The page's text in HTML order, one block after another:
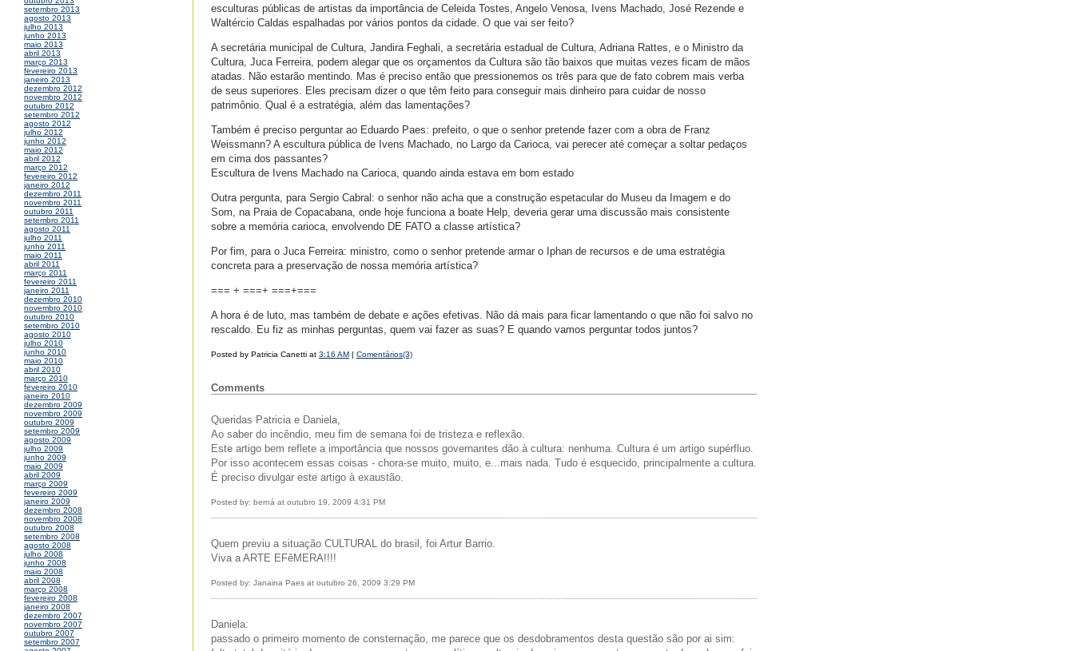
setembro 2013
agosto 2013
julho 2013
junho 2013
maio 2013
abril 2013
março 2013
fevereiro 2013
janeiro 2013
dezembro 2012
novembro 2012
outubro 2012
setembro 2012
agosto 2012
julho 2012
junho 2012
maio 2012
abril 2012
março 2012
fevereiro 2012
janeiro 2012
dezembro 2011
novembro 2011
outubro 2011
setembro 2011
agosto 2011
julho 2011
junho 2011
maio 2011
abril 2011
março 2011
fevereiro 2011
janeiro 2011
dezembro 2010
novembro 2010
outubro 2010
setembro 2010
agosto 2010
julho 2010
junho 2010
maio 2010
abril 2010
março 2010
fevereiro 2010
janeiro 2010
dezembro 2009
novembro 2009
outubro 2009
setembro 2009
agosto 2009
julho 2009
junho 2009
maio 2009
abril 2009
março 2009
fevereiro 2009
janeiro 2009
dezembro 2008
novembro 2008
outubro 2008
setembro 2008
agosto 2008
julho 2008
junho 2008
maio 2008
abril 2008
março 2008
fevereiro 2008
janeiro 2008
dezembro 2007
novembro 2007
outubro 2007
setembro 2007
esculturas públicas de artistas da importância de Celeida Tostes, Angelo Venosa, Ivens Machado, José Rezende e
Waltércio Caldas espalhadas por vários pontos da cidade. O que vai ser feito?
A secretária municipal de Cultura, Jandira Feghali, a secretária estadual de Cultura, Adriana Rattes, e o Ministro da
Cultura, Juca Ferreira, podem alegar que os orçamentos da Cultura são tão baixos que muitas vezes ficam de mãos
atadas. Não estarão mentindo. Mas é preciso então que pressionemos os três para que de fato cobrem mais verba
de seus superiores. Eles precisam dizer o que têm feito para conseguir mais dinheiro para cuidar de nosso
patrimônio. Qual é a estratégia, além das lamentações?
Também é preciso perguntar ao Eduardo Paes: prefeito, o que o senhor pretende fazer com a obra de Franz
Weissmann? A escultura pública de Ivens Machado, no Largo da Carioca, vai perecer até começar a soltar pedaços
em cima dos passantes?
Escultura de Ivens Machado na Carioca, quando ainda estava em bom estado
Outra pergunta, para Sergio Cabral: o senhor não acha que a construção espetacular do Museu da Imagem e do
Som, na Praia de Copacabana, onde hoje funciona a boate Help, deveria gerar uma discussão mais consistente
sobre a memória carioca, envolvendo DE FATO a classe artística?
Por fim, para o Juca Ferreira: ministro, como o senhor pretende armar o Iphan de recursos e de uma estratégia
concreta para a preservação de nossa memória artística?
=== + ===+ ===+===
A hora é de luto, mas também de debate e ações efetivas. Não dá mais para ficar lamentando o que não foi salvo no
rescaldo. Eu fiz as minhas perguntas, quem vai fazer as suas? E quando vamos perguntar todos juntos?
Posted by Patricia Canetti at 3:16 AM | Comentários(3)
Comments
Queridas Patricia e Daniela,
Ao saber do incêndio, meu fim de semana foi de tristeza e reflexão.
Este artigo bem reflete a importância que nossos governantes dão à cultura: nenhuma. Cultura é um artigo supérfluo.
Por isso acontecem essas coisas - chora-se muito, muito, e...mais nada. Tudo é esquecido, principalmente a cultura.
É preciso divulgar este artigo à exaustão.
Posted by: berná at outubro 19, 2009 4:31 PM
Quem previu a situação CULTURAL do brasil, foi Artur Barrio.
Viva a ARTE EFêMERA!!!!
Posted by: Janaina Paes at outubro 26, 2009 3:29 PM
Daniela:
passado o primeiro momento de consternação, me parece que os desdobramentos desta questão são por ai sim: